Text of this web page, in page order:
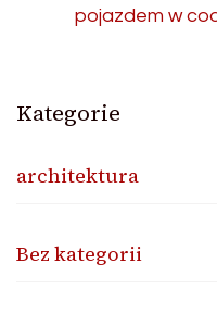
pojazdem w
Kategorie
architektura
Bez kategorii